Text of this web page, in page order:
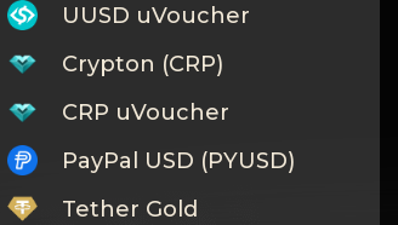
UUSD uVoucher
Crypton (CRP)
CRP uVoucher
PayPal USD (PYUSD)
Tether Gold